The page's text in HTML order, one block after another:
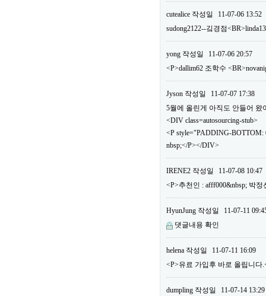
cutealice 작성일
11-07-06 13:52
sudong2122--깈경점
yong 작성일
11-07-06 20:57
<P>dallim62 조학수
Jyson 작성일
11-07-07 17:38
5월에 올린게 아직도 안들어 왔
<DIV class=autosourcing-stub>
<P style="PADDING-
nbsp;</P></DIV>
IRENE2 작성일
11-07-08 10:47
<P>추천인 : afff000&nbsp; 박
HyunJung 작성일
11-07-11
댓글내용 확인
helena 작성일
11-07-11 16:09
<P>유료 가입후 바로 올립니다
dumpling 작성일
11-07-14 13:29